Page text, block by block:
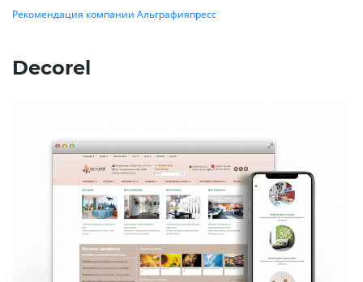
Рекомендация компании Альграфияпресс
Decorel